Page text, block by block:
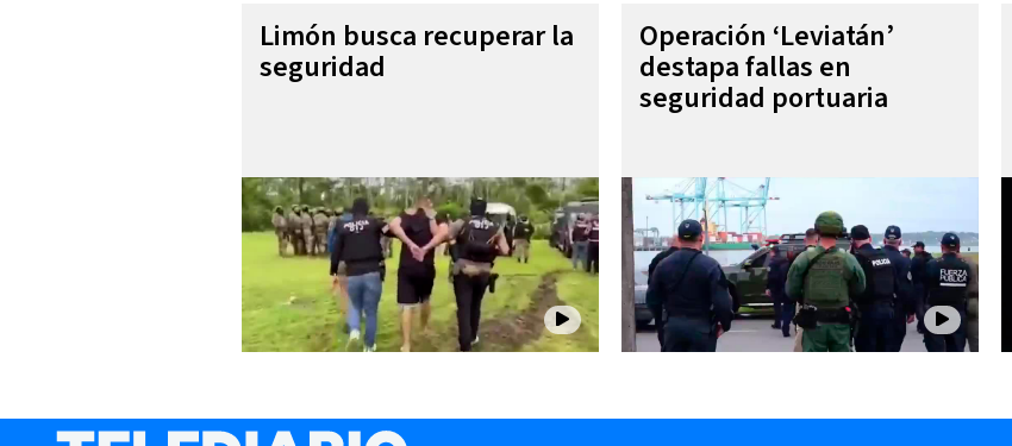
Limón busca recuperar la
seguridad
Operación ‘Leviatán’
destapa fallas en
seguridad portuaria